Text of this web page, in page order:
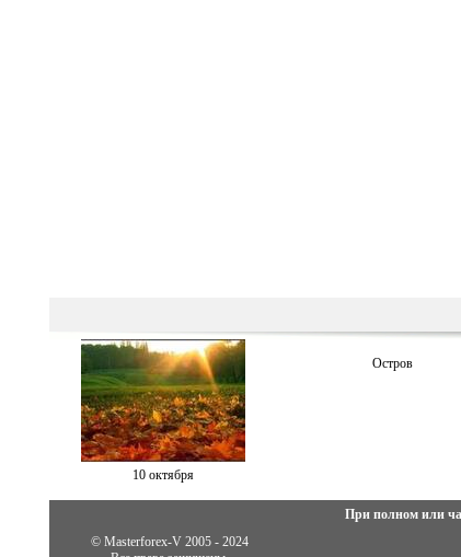
10 октября
Остров
При полном или
© Masterforex-V 2005 - 2024